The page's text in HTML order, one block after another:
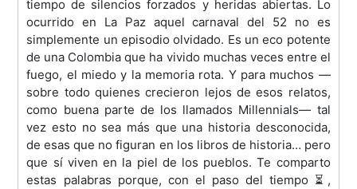
tiempo de silencios forzados y heridas abiertas. Lo
ocurrido en La Paz aquel carnaval del 52 no es
simplemente un episodio olvidado. Es un eco potente
de una Colombia que ha vivido muchas veces entre el
fuego, el miedo y la memoria rota. Y para muchos —
sobre todo quienes crecieron lejos de esos relatos,
como buena parte de los llamados Millennials— tal
vez esto no sea más que una historia desconocida,
de esas que no figuran en los libros de historia… pero
que sí viven en la piel de los pueblos. Te comparto
estas palabras porque, con el paso del tiempo ⏳,